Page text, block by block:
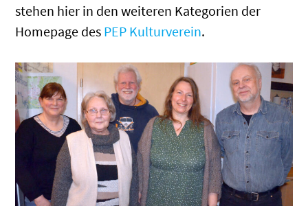
stehen hier in den weiteren Kategorien der
Homepage des PEP Kulturverein.